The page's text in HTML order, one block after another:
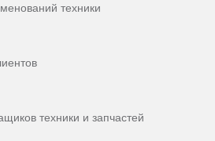
техники
техники и запчастей